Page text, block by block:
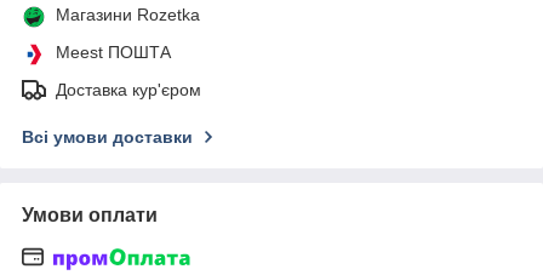
Магазини Rozetka
Meest ПОШТА
Доставка кур'єром
Всі умови доставки
Умови оплати